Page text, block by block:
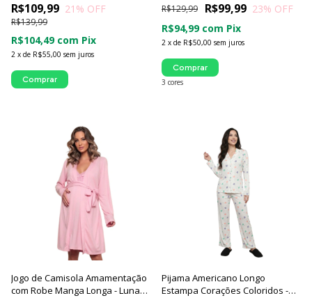
R$109,99
R$139,99
21 % OFF
2 x de R$55,00 sem juros
R$104,49 com Pix
Comprar
Curta | Família Mamãe
R$99,99
R$129,99 23% OFF
2 x de R$50,00 sem juros
R$94,99 com Pix
3 cores
Comprar
Jogo de Camisola Amamentação
com Robe Manga Longa - Luna
Pijama Americano Longo
Estampa Corações Coloridos -